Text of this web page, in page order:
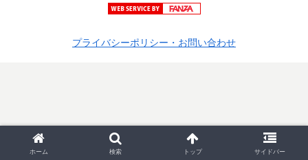
プライバシーポリシー・お問い合わせ
ホーム 検索 トップ サイドバー